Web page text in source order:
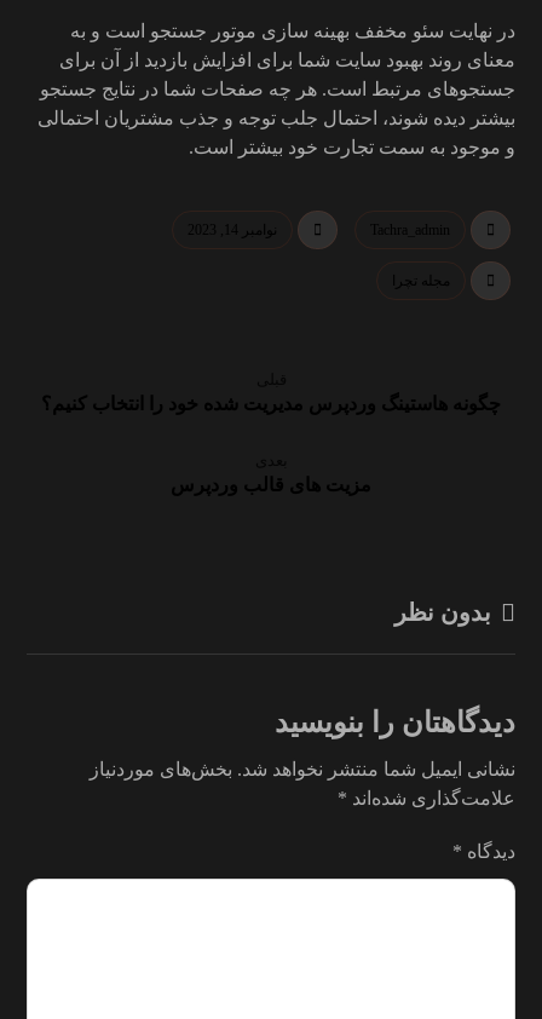
در نهایت سئو مخفف بهینه سازی موتور جستجو است و به
معنای روند بهبود سایت شما برای افزایش بازدید از آن برای
جستجوهای مرتبط است. هر چه صفحات شما در نتایج جستجو
بیشتر دیده شوند، احتمال جلب توجه و جذب مشتریان احتمالی
و موجود به سمت تجارت خود بیشتر است.
Tachra_admin نوامبر 14, 2023
مجله تچرا
چگونه هاستینگ وردپرس مدیریت شده خود را انتخاب کنیم؟
مزیت های قالب وردپرس
بدون نظر
دیدگاهتان را بنویسید
نشانی ایمیل شما منتشر نخواهد شد. بخش‌های موردنیاز
علامت‌گذاری شده‌اند *
دیدگاه *